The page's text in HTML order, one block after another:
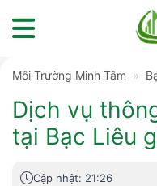
to
Môi Trường Minh Tâm »
Dịch vụ
tại Bạc Liêu
Cập nhật: 21:26